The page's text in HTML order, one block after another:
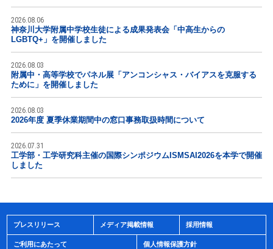
2026.08.06
神奈川大学附属中学校生徒による成果発表会「中高生からの
LGBTQ+」を開催しました
2026.08.03
附属中・高等学校でパネル展「アンコンシャス・バイアスを克服する
ために」を開催しました
2026.08.03
2026年度 夏季休業期間中の窓口事務取扱時間について
2026.07.31
工学部・工学研究科主催の国際シンポジウムISMSAI2026を本学で開催
しました
プレスリリース メディア掲載情報 採用情報
ご利用にあたって 個人情報保護方針